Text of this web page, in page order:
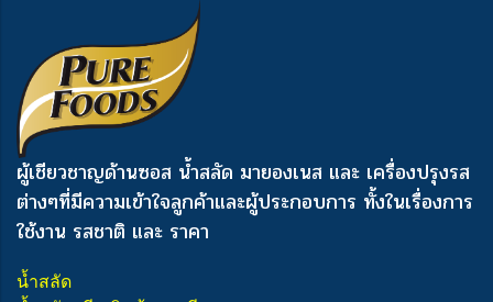
ผู้เชียวชาญด้านซอส น้ำสลัด มายองเนส และ เครื่องปรุงรส
ต่างๆที่มีความเข้าใจลูกค้าและผู้ประกอบการ ทั้งในเรื่องการ
ใช้งาน รสชาติ และ ราคา
น้ำสลัด